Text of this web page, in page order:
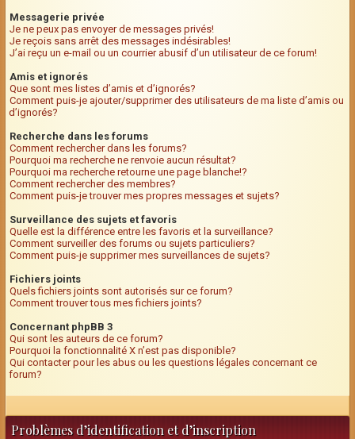
Messagerie privée
Je ne peux pas envoyer de messages privés!
Je reçois sans arrêt des messages indésirables!
J’ai reçu un e-mail ou un courrier abusif d’un utilisateur de ce forum!
Amis et ignorés
Que sont mes listes d’amis et d’ignorés?
Comment puis-je ajouter/supprimer des utilisateurs de ma liste d’amis ou
d’ignorés?
Recherche dans les forums
Comment rechercher dans les forums?
Pourquoi ma recherche ne renvoie aucun résultat?
Pourquoi ma recherche retourne une page blanche!?
Comment rechercher des membres?
Comment puis-je trouver mes propres messages et sujets?
Surveillance des sujets et favoris
Quelle est la différence entre les favoris et la surveillance?
Comment surveiller des forums ou sujets particuliers?
Comment puis-je supprimer mes surveillances de sujets?
Fichiers joints
Quels fichiers joints sont autorisés sur ce forum?
Comment trouver tous mes fichiers joints?
Concernant phpBB 3
Qui sont les auteurs de ce forum?
Pourquoi la fonctionnalité X n’est pas disponible?
Qui contacter pour les abus ou les questions légales concernant ce
forum?
Problèmes d’identification et d’inscription